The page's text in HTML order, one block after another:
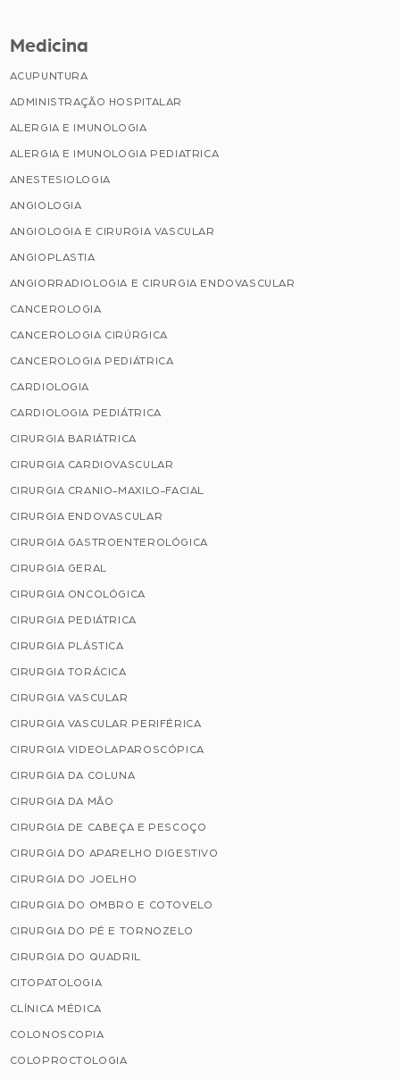
Medicina
ACUPUNTURA
ADMINISTRAÇÃO HOSPITALAR
ALERGIA E IMUNOLOGIA
ALERGIA E IMUNOLOGIA PEDIATRICA
ANESTESIOLOGIA
ANGIOLOGIA
ANGIOLOGIA E CIRURGIA VASCULAR
ANGIOPLASTIA
ANGIORRADIOLOGIA E CIRURGIA ENDOVASCULAR
CANCEROLOGIA
CANCEROLOGIA CIRÚRGICA
CANCEROLOGIA PEDIÁTRICA
CARDIOLOGIA
CARDIOLOGIA PEDIÁTRICA
CIRURGIA BARIÁTRICA
CIRURGIA CARDIOVASCULAR
CIRURGIA CRANIO-MAXILO-FACIAL
CIRURGIA ENDOVASCULAR
CIRURGIA GASTROENTEROLÓGICA
CIRURGIA GERAL
CIRURGIA ONCOLÓGICA
CIRURGIA PEDIÁTRICA
CIRURGIA PLÁSTICA
CIRURGIA TORÁCICA
CIRURGIA VASCULAR
CIRURGIA VASCULAR PERIFÉRICA
CIRURGIA VIDEOLAPAROSCÓPICA
CIRURGIA DA COLUNA
CIRURGIA DA MÃO
CIRURGIA DE CABEÇA E PESCOÇO
CIRURGIA DO APARELHO DIGESTIVO
CIRURGIA DO JOELHO
CIRURGIA DO OMBRO E COTOVELO
CIRURGIA DO PÉ E TORNOZELO
CIRURGIA DO QUADRIL
CITOPATOLOGIA
CLÍNICA MÉDICA
COLONOSCOPIA
COLOPROCTOLOGIA